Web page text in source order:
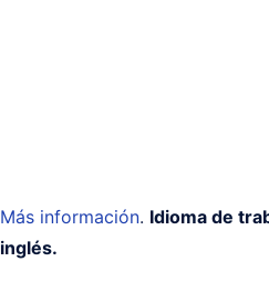
Más información. Idioma de
inglés.